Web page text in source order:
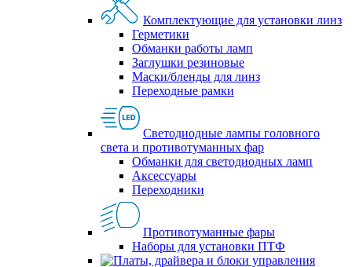
Комплектующие для установки линз
Герметики
Обманки работы ламп
Заглушки резиновые
Маски/бленды для линз
Переходные рамки
Светодиодные лампы головного
света и противотуманных фар
Обманки для светодиодных ламп
Аксессуары
Переходники
Противотуманные фары
Наборы для установки ПТФ